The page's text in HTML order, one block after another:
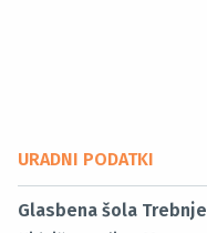
URADNI PODATKI
Glasbena šola Trebnje